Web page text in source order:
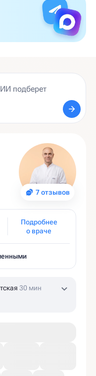
7 отзывов
Подробнее
о враче
30 мин